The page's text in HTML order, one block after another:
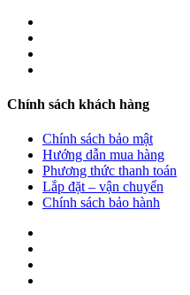
Chính sách khách hàng
Chính sách bảo mật
Hướng dẫn mua hàng
Phương thức thanh toán
Lắp đặt – vận chuyển
Chính sách bảo hành